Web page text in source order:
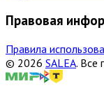
Правовая
Правила
© 2026 SALEA. Все